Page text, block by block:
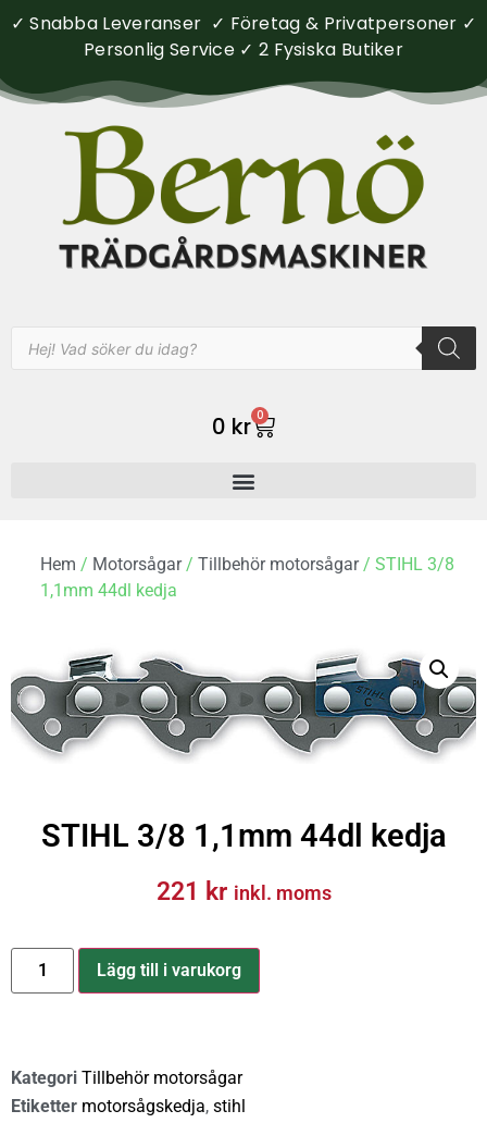
✓ Snabba Leveranser ✓ Företag & Privatpersoner ✓
Personlig Service ✓ 2 Fysiska Butiker
0 kr 0
Hem / Motorsågar/ Tillbehör motorsågar/ STIHL 3/8
1,1mm 44dl kedja
STIHL 3/8 1,1mm 44dl kedja
221 kr inkl. moms
Lägg till i varukorg
Kategori Tillbehör motorsågar
Etiketter motorsågskedja, stihl